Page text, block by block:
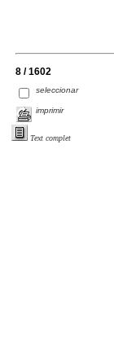
8 / 1602
seleccionar
imprimir
Text complet